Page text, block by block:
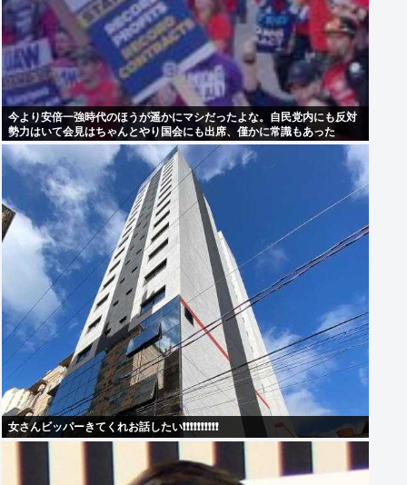
今より安倍一強時代のほうが遥かにマシだったよな。自民党内にも反対
勢力はいて会見はちゃんとやり国会にも出席、僅かに常識もあった
女さんビッパーきてくれお話したい❗❗❗❗❗❗❗❗❗❗